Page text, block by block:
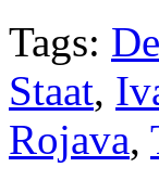
Tags:
Staat,
Rojava,